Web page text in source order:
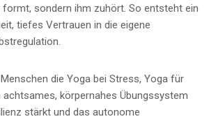
formt, sondern ihm zuhört. So entsteht ein
tiefes Vertrauen in die eigene
die Yoga bei Stress, Yoga für
achtsames, körpernahes Übungssystem
stärkt und das autonome